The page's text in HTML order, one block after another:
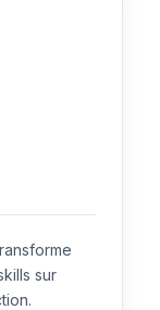
sur